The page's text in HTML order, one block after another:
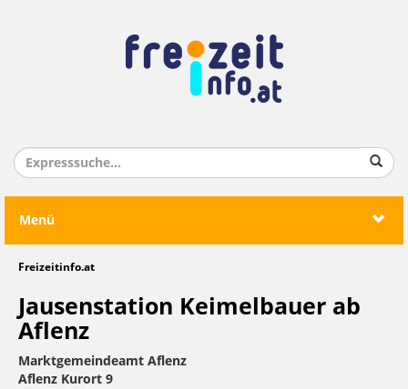
Menü
Freizeitinfo.at
Jausenstation Keimelbauer ab
Aflenz
Marktgemeindeamt Aflenz
Aflenz Kurort 9